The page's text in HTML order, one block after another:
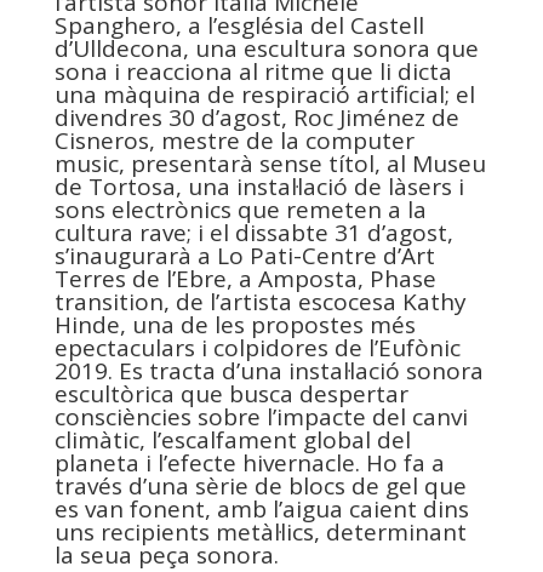
Spanghero, a l’església del Castell
d’Ulldecona, una escultura sonora que
sona i reacciona al ritme que li dicta
una màquina de respiració artificial; el
divendres 30 d’agost, Roc Jiménez de
Cisneros, mestre de la computer
music, presentarà sense títol, al Museu
de Tortosa, una instal·lació de làsers i
sons electrònics que remeten a la
cultura rave; i el dissabte 31 d’agost,
s’inaugurarà a Lo Pati-Centre d’Art
Terres de l’Ebre, a Amposta, Phase
transition, de l’artista escocesa Kathy
Hinde, una de les propostes més
epectaculars i colpidores de l’Eufònic
2019. Es tracta d’una instal·lació sonora
escultòrica que busca despertar
consciències sobre l’impacte del canvi
climàtic, l’escalfament global del
planeta i l’efecte hivernacle. Ho fa a
través d’una sèrie de blocs de gel que
es van fonent, amb l’aigua caient dins
uns recipients metàl·lics, determinant
la seua peça sonora.